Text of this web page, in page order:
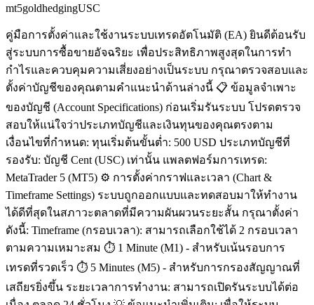
mt5goldhedgingUSC
คู่มือการตั้งค่าและใช้งานระบบเทรดอัตโนมัติ (EA) ยินดีต้อนรับ
สู่ระบบการซื้อขายอัจฉริยะ เพื่อประสิทธิภาพสูงสุดในการทำ
กำไรและควบคุมความเสี่ยงอย่างเป็นระบบ กรุณาตรวจสอบและ
ตั้งค่าบัญชีของคุณตามคำแนะนำด้านล่างนี้ 📋 ข้อมูลจำเพาะ
ของบัญชี (Account Specifications) ก่อนเริ่มรันระบบ โปรดตรวจ
สอบให้แน่ใจว่าประเภทบัญชีและเงินทุนของคุณตรงตาม
เงื่อนไขที่กำหนด: ทุนเริ่มต้นขั้นต่ำ: 500 USD ประเภทบัญชีที่
รองรับ: บัญชี Cent (USC) เท่านั้น แพลตฟอร์มการเทรด:
MetaTrader 5 (MT5) ⚙️ การตั้งค่ากราฟและเวลา (Chart &
Timeframe Settings) ระบบถูกออกแบบและทดสอบมาให้ทำงาน
ได้ดีที่สุดในสภาวะตลาดที่มีความผันผวนระยะสั้น กรุณาตั้งค่า
ดังนี้: Timeframe (กรอบเวลา): สามารถเลือกใช้ได้ 2 กรอบเวลา
ตามความเหมาะสม ⏱️ 1 Minute (M1) - สำหรับเน้นรอบการ
เทรดที่รวดเร็ว ⏱️ 5 Minutes (M5) - สำหรับการกรองสัญญาณที่
เสถียรยิ่งขึ้น ระยะเวลาการทำงาน: สามารถเปิดรันระบบได้ต่อ